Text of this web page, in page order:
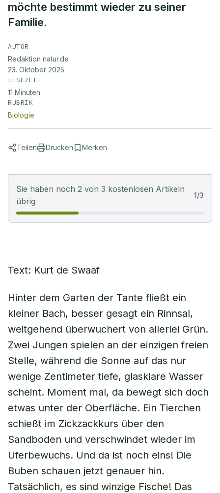
möchte bestimmt wieder zu seiner
Familie.
AUTOR
Redaktion natur.de
23. Oktober 2025
LESEZEIT
11 Minuten
RUBRIK
Biologie
Teilen Drucken Merken
Sie haben noch 2 von 3 kostenlosen Artikeln
übrig
1/3
Text: Kurt de Swaaf
Hinter dem Garten der Tante fließt ein
kleiner Bach, besser gesagt ein Rinnsal,
weitgehend überwuchert von allerlei Grün.
Zwei Jungen spielen an der einzigen freien
Stelle, während die Sonne auf das nur
wenige Zentimeter tiefe, glasklare Wasser
scheint. Moment mal, da bewegt sich doch
etwas unter der Oberfläche. Ein Tierchen
schießt im Zickzackkurs über den
Sandboden und verschwindet wieder im
Uferbewuchs. Und da ist noch eins! Die
Buben schauen jetzt genauer hin.
Tatsächlich, es sind winzige Fische! Das